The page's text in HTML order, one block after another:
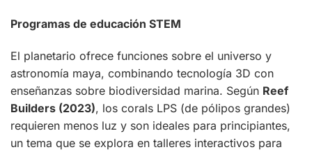
Programas de educación STEM
El planetario ofrece funciones sobre el universo y
astronomía maya, combinando tecnología 3D con
enseñanzas sobre biodiversidad marina. Según Reef
Builders (2023), los corals LPS (de pólipos grandes)
requieren menos luz y son ideales para principiantes,
un tema que se explora en talleres interactivos para